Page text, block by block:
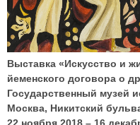
Выставка «Искусство и
йеменского договора о
Государственный музей
Москва, Никитский
22 ноября 2018 – 16